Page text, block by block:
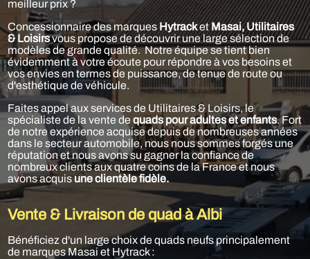
meilleur prix ?
Concessionnaire des marquesHytracketMasai,Utilitaires
& Loisirsvous propose de découvrir une large sélection de
modèles de grande qualité. Notre équipe se tient bien
évidemment à votre écoute pour répondre à vos besoins et
vos envies en termes de puissance, de tenue de route ou
d'esthétique de véhicule.
Faites appel aux services de Utilitaires & Loisirs, le
spécialiste de la vente dequads pour adultes et enfants. Fort
de notre expérience acquise depuis de nombreuses années
dans le secteur automobile, nous nous sommes forgés une
réputation et nous avons su gagner la confiance de
nombreux clients aux quatre coins de la France et nous
avons acquis une clientèle fidèle.
Vente & Livraison de quad à Albi
Bénéficiez d'un large choix de quads neufs principalement
de marques Masai et Hytrack :